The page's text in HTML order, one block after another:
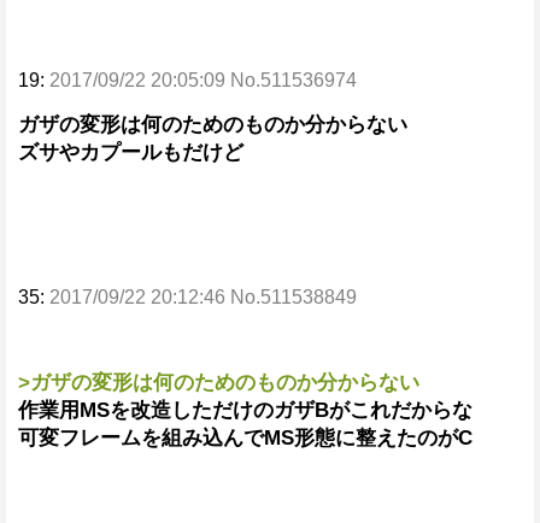
19: 2017/09/22 20:05:09 No.511536974
ガザの変形は何のためのものか分からない
ズサやカプールもだけど
35: 2017/09/22 20:12:46 No.511538849
>ガザの変形は何のためのものか分からない
作業用MSを改造しただけのガザBがこれだからな
可変フレームを組み込んでMS形態に整えたのがC